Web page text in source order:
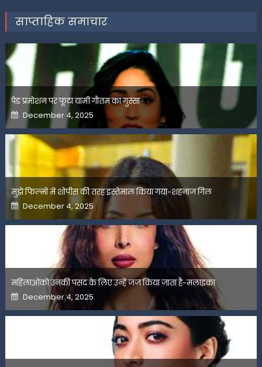
साप्ताहिक समाचार
पेड प्रमोशन पर फूटा यामी गौतम का गुस्सा
Posted
on
December 4, 2025
मुझे फिल्मों में शोपीस की तरह इस्तेमाल किया गया-शहनाज गिल
Posted
on
December 4, 2025
महिलाओंको उनकी पसंद के लिए उन्हें जज किया जाता है-मलाइका
Posted
on
December 4, 2025